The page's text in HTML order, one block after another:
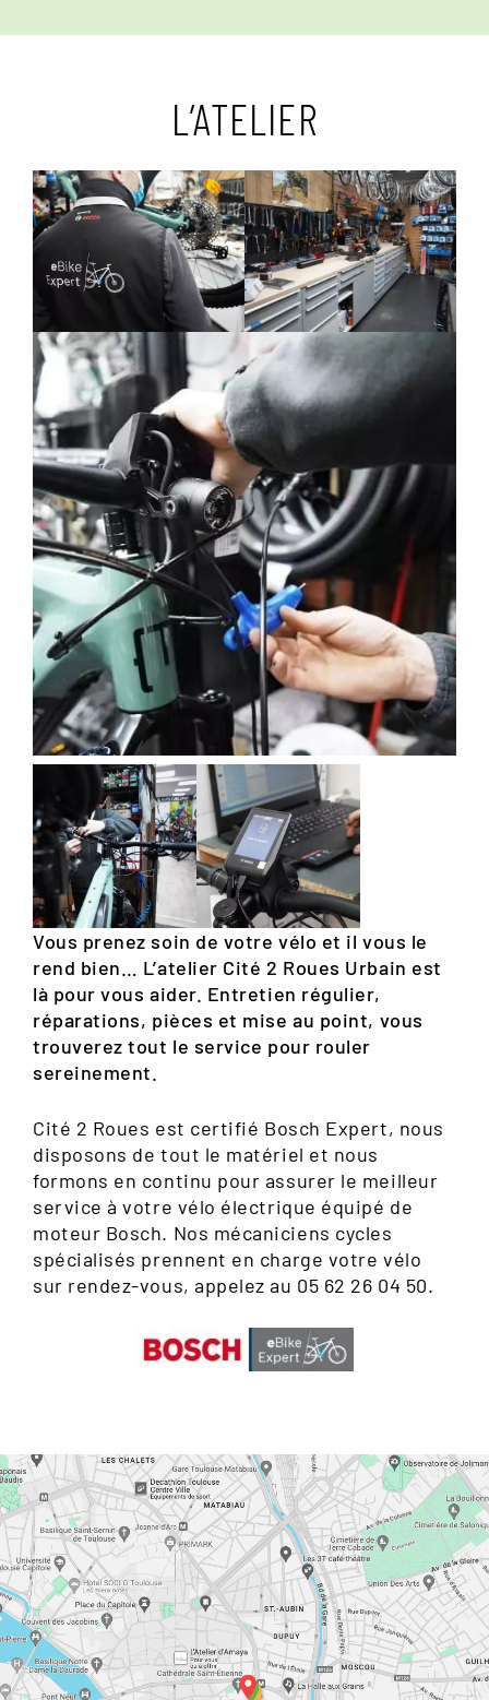
L’ATELIER
Vous prenez soin de votre vélo et il vous le
rend bien… L’atelier Cité 2 Roues Urbain est
là pour vous aider. Entretien régulier,
réparations, pièces et mise au point, vous
trouverez tout le service pour rouler
sereinement.
Cité 2 Roues est certifié Bosch Expert, nous
disposons de tout le matériel et nous
formons en continu pour assurer le meilleur
service à votre vélo électrique équipé de
moteur Bosch. Nos mécaniciens cycles
spécialisés prennent en charge votre vélo
sur rendez-vous, appelez au 05 62 26 04 50.